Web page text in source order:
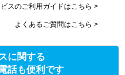
スのご利用ガイドはこちら >
よくあるご質問はこちら >
に関する
話も便利です